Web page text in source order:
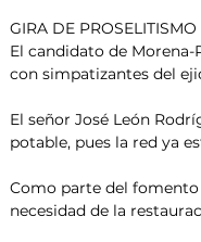
GIRA DE
El candidato de Morena-
con simpatizantes del
El señor José León
potable, pues la red ya
Como parte del
necesidad de la